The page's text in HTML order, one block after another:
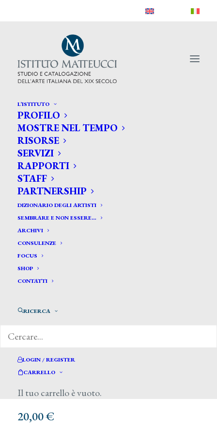
L’ISTITUTO
PROFILO
MOSTRE NEL TEMPO
RISORSE
SERVIZI
RAPPORTI
STAFF
PARTNERSHIP
DIZIONARIO DEGLI ARTISTI
SEMBRARE E NON ESSERE…
ARCHIVI
CONSULENZE
FOCUS
SHOP
CONTATTI
RICERCA
LOGIN / REGISTER
CARRELLO
Il tuo carrello è vuoto.
20,00€